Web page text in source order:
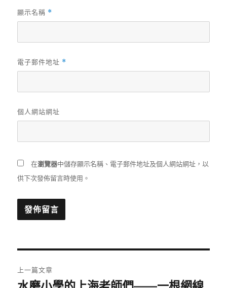
顯示名稱 *
電子郵件地址 *
個人網站網址
在瀏覽器中儲存顯示名稱、電子郵件地址及個人網站網址，以
供下次發佈留言時使用。
章
上一篇文章
上